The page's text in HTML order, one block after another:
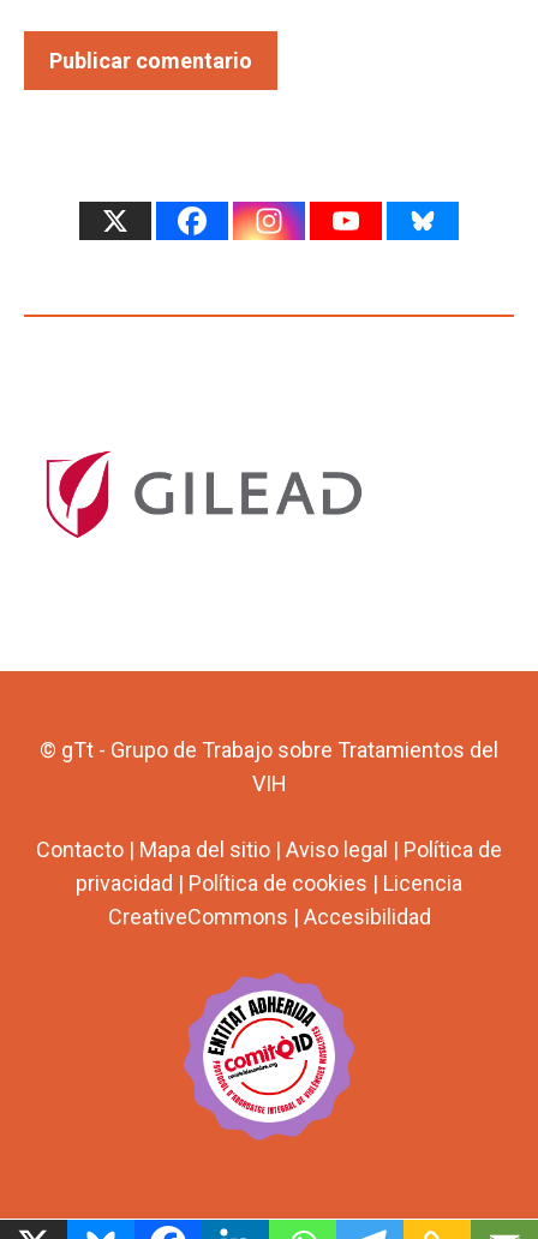
© gTt - Grupo de Trabajo sobre Tratamientos del
VIH
Contacto | Mapa del sitio | Aviso legal | Política de
privacidad | Política de cookies | Licencia
CreativeCommons | Accesibilidad